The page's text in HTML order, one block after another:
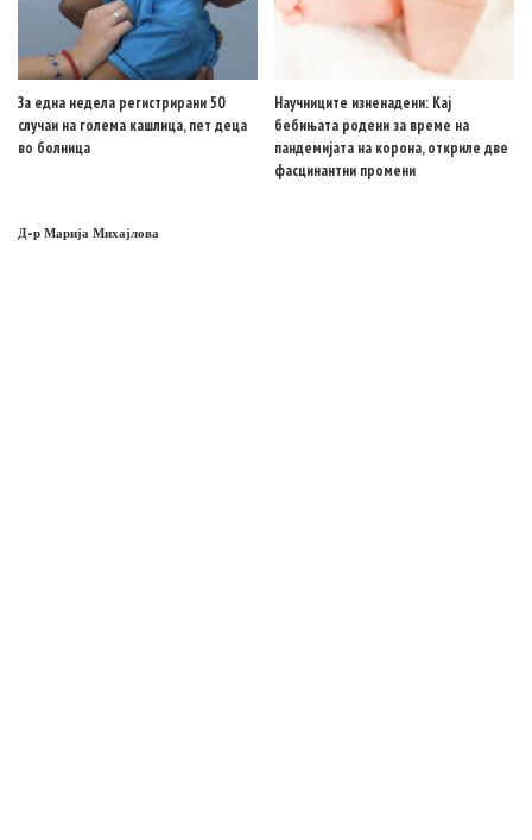
За една недела регистрирани 50
случаи на голема кашлица, пет деца
во болница
Научниците изненадени: Кај
бебињата родени за време на
пандемијата на корона, откриле две
фасцинантни промени
Д-р Марија Михајлова